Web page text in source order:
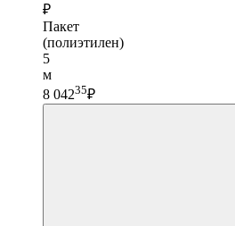
₽
Пакет
(полиэтилен)
5
м
8 04235₽